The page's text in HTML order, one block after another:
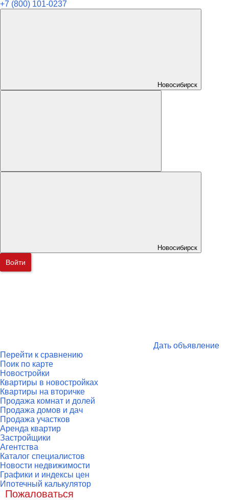
+7 (800) 101-0237
Новосибирск
Новосибирск
Войти
Дать объявление
Перейти к сравнению
Поик по карте
Новостройки
Квартиры в новостройках
Квартиры на вторичке
Продажа комнат и долей
Продажа домов и дач
Продажа участков
Аренда квартир
Застройщики
Агентства
Каталог специалистов
Новости недвижимости
Графики и индексы цен
Ипотечный калькулятор
Пожаловаться